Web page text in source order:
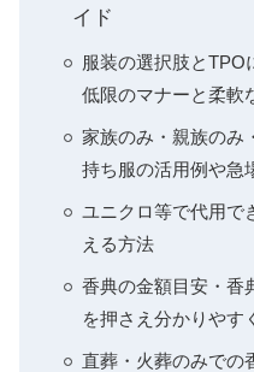
イド
服装の選択肢とTPO
低限のマナーと柔軟
家族のみ・親族のみ
持ち服の活用例や急
ユニクロ等で代用で
える方法
香典の金額目安・香
を押さえ分かりやす
直葬・火葬のみでの